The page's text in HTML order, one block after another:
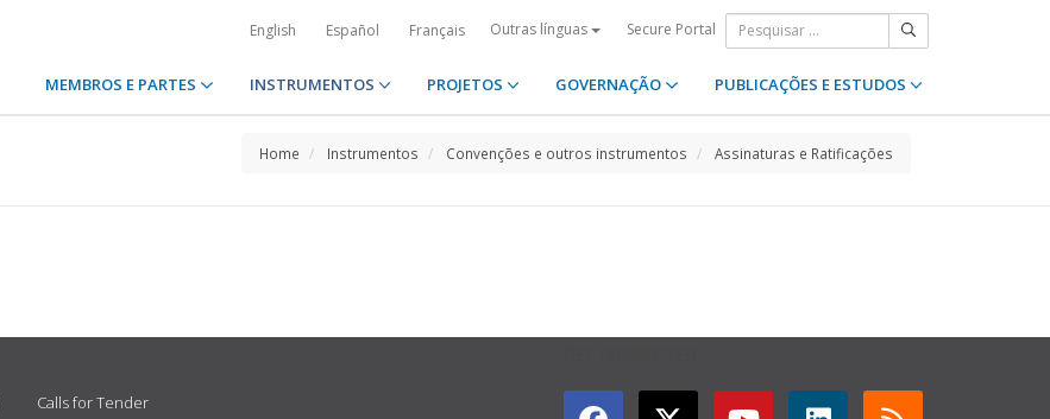
English Español Français Outras línguas Secure Portal
MEMBROS E PARTES INSTRUMENTOS PROJETOS GOVERNAÇÃO PUBLICAÇÕES E ESTUDOS
Home Instrumentos Convenções e outros instrumentos Assinaturas e Ratificações
Calls for Tender